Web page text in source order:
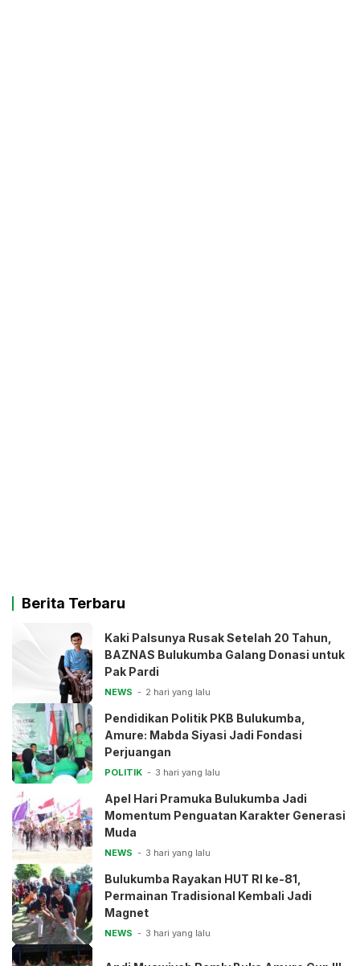
Berita Terbaru
Kaki Palsunya Rusak Setelah 20 Tahun,
BAZNAS Bulukumba Galang Donasi untuk
Pak Pardi
NEWS 2 hari yang lalu
Pendidikan Politik PKB Bulukumba,
Amure: Mabda Siyasi Jadi Fondasi
Perjuangan
POLITIK 3 hari yang lalu
Apel Hari Pramuka Bulukumba Jadi
Momentum Penguatan Karakter Generasi
Muda
NEWS 3 hari yang lalu
Bulukumba Rayakan HUT RI ke-81,
Permainan Tradisional Kembali Jadi
Magnet
NEWS 3 hari yang lalu